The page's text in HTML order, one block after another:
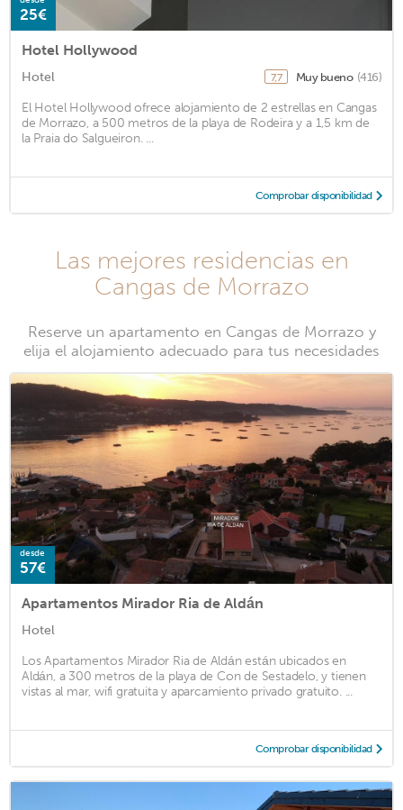
25€
Hotel Hollywood
Hotel 7,7 Muy bueno (416)
El Hotel Hollywood ofrece alojamiento de 2 estrellas en Cangas
de Morrazo, a 500 metros de la playa de Rodeira y a 1,5 km de
la Praia do Salgueiron. ...
Comprobar disponibilidad
Las mejores residencias en
Cangas de Morrazo
Reserve un apartamento en Cangas de Morrazo y
elija el alojamiento adecuado para tus necesidades
desde
57€
Apartamentos Mirador Ria de Aldán
Hotel
Los Apartamentos Mirador Ria de Aldán están ubicados en
Aldán, a 300 metros de la playa de Con de Sestadelo, y tienen
vistas al mar, wifi gratuita y aparcamiento privado gratuito. ...
Comprobar disponibilidad